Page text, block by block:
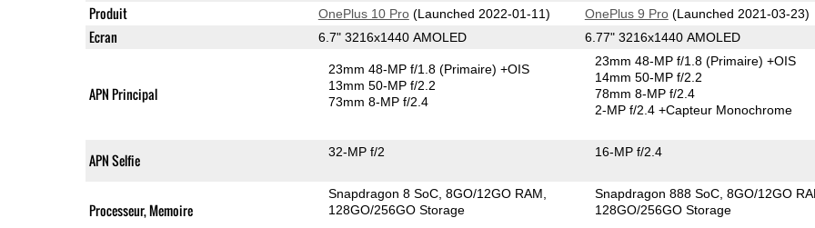
Produit OnePlus 10 Pro(Launched 2022-01-11) OnePlus 9 Pro(Launched 2021-03-23)
Ecran 6.7" 3216x1440 AMOLED 6.77" 3216x1440 AMOLED
APN Principal
23mm 48-MP f/1.8(Primaire) +OIS
13mm 50-MP f/2.2
73mm 8-MP f/2.4
23mm 48-MP f/1.8(Primaire) +OIS
14mm 50-MP f/2.2
78mm 8-MP f/2.4
2-MP f/2.4+Capteur Monochrome
APN Selfie 32-MP f/2 16-MP f/2.4
Processeur, Memoire
Snapdragon 8 SoC 8GO/12GO RAM
128GO/256GO Storage
Snapdragon 888 SoC 8GO/12GO
128GO/256GO Storage